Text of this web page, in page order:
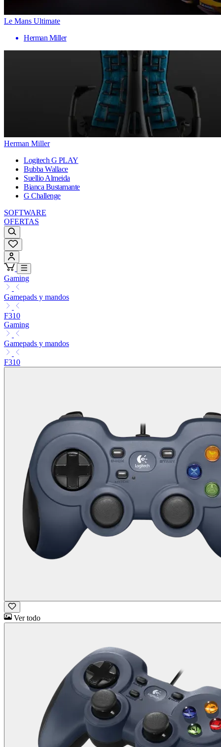
Le Mans Ultimate
Herman Miller
Herman Miller
Logitech G PLAY
Bubba Wallace
Suellio Almeida
Bianca Bustamante
G Challenge
SOFTWARE
OFERTAS
Gaming
Gamepads y mandos
F310
Gaming
Gamepads y mandos
F310
Ver todo